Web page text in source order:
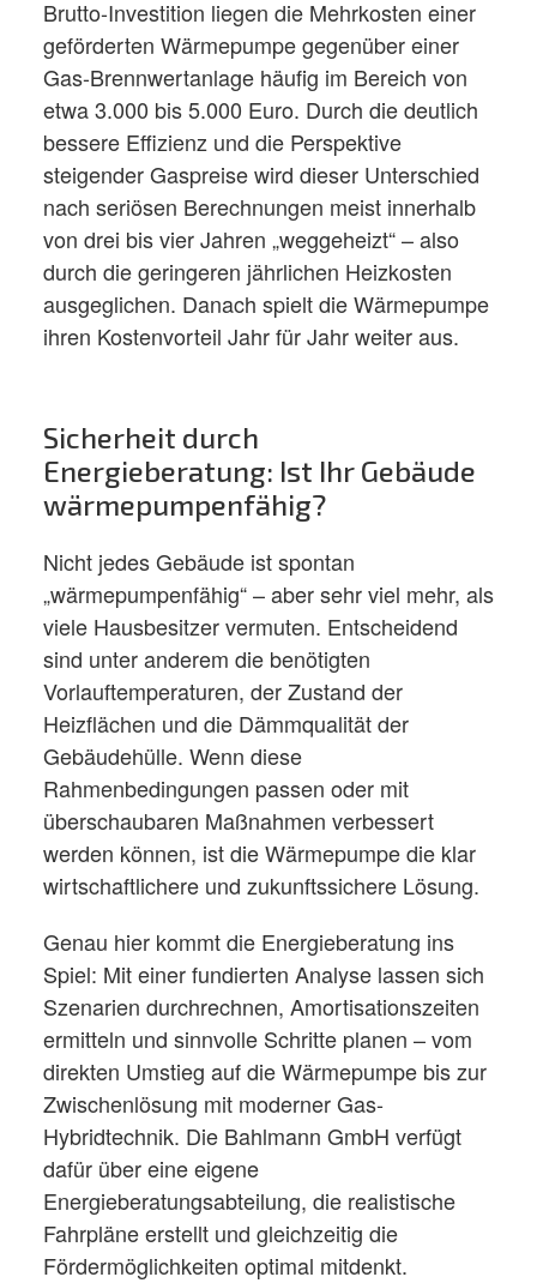
Brutto-Investition liegen die Mehrkosten einer
geförderten Wärmepumpe gegenüber einer
Gas-Brennwertanlage häufig im Bereich von
etwa 3.000 bis 5.000 Euro. Durch die deutlich
bessere Effizienz und die Perspektive
steigender Gaspreise wird dieser Unterschied
nach seriösen Berechnungen meist innerhalb
von drei bis vier Jahren „weggeheizt“ – also
durch die geringeren jährlichen Heizkosten
ausgeglichen. Danach spielt die Wärmepumpe
ihren Kostenvorteil Jahr für Jahr weiter aus.
Sicherheit durch
Energieberatung: Ist Ihr Gebäude
wärmepumpenfähig?
Nicht jedes Gebäude ist spontan
„wärmepumpenfähig“ – aber sehr viel mehr, als
viele Hausbesitzer vermuten. Entscheidend
sind unter anderem die benötigten
Vorlauftemperaturen, der Zustand der
Heizflächen und die Dämmqualität der
Gebäudehülle. Wenn diese
Rahmenbedingungen passen oder mit
überschaubaren Maßnahmen verbessert
werden können, ist die Wärmepumpe die klar
wirtschaftlichere und zukunftssichere Lösung.
Genau hier kommt die Energieberatung ins
Spiel: Mit einer fundierten Analyse lassen sich
Szenarien durchrechnen, Amortisationszeiten
ermitteln und sinnvolle Schritte planen – vom
direkten Umstieg auf die Wärmepumpe bis zur
Zwischenlösung mit moderner Gas-
Hybridtechnik. Die Bahlmann GmbH verfügt
dafür über eine eigene
Energieberatungsabteilung, die realistische
Fahrpläne erstellt und gleichzeitig die
Fördermöglichkeiten optimal mitdenkt.